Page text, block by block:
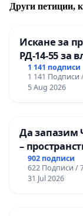
Други петиции,
Искане за
РД-14-55 за
гимназия
1 141 подписи
1 141 Подписи
5 Aug 2026
Да запазим
–
902 подписи
622 Подписи /
31 Jul 2026